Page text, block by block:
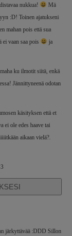
nukkua!
Mä
:D! Toinen ajatukseni
mahan pois että sua
ei vaan saa pois
ja
ku ilmotit siitä, enkä
Jännittyneenä odotan
käsityksen että et
ei ole edes haave tai
aikaan vielä?.
järkyttävää :DDD Sillon